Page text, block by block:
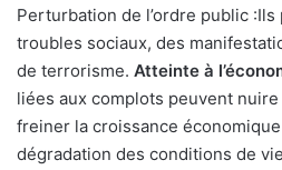
Perturbation de l’ordre public
troubles sociaux, des
de terrorisme. Atteinte à
liées aux complots peuvent nuire
freiner la croissance
dégradation des conditions de